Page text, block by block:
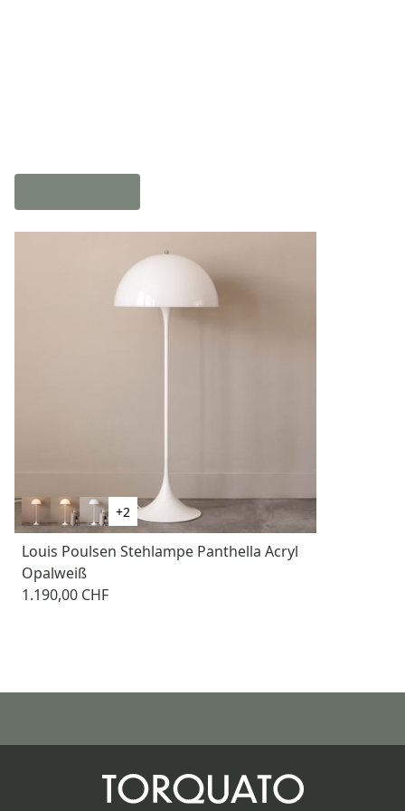
+2
Louis Poulsen Stehlampe Panthella Acryl
Opalweiß
1.190,00 CHF